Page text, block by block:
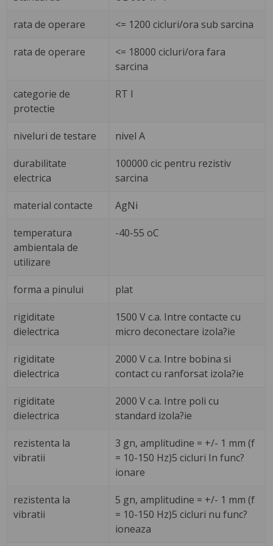
rata de operare <= 1200 cicluri/ora sub sarcina
rata de operare
<= 18000 cicluri/ora fara
sarcina
categorie de
protectie
RT I
niveluri de testare nivel A
durabilitate
electrica
100000 cic pentru rezistiv
sarcina
material contacte AgNi
temperatura
ambientala de
utilizare
-40-55 oC
forma a pinului plat
rigiditate
dielectrica
1500 V c.a. Intre contacte cu
micro deconectare izola?ie
rigiditate
dielectrica
2000 V c.a. Intre bobina si
contact cu ranforsat izola?ie
rigiditate
dielectrica
2000 V c.a. Intre poli cu
standard izola?ie
rezistenta la
vibratii
3 gn, amplitudine = +/- 1 mm (f
= 10-150 Hz)5 cicluri In func?
ionare
rezistenta la
vibratii
5 gn, amplitudine = +/- 1 mm (f
= 10-150 Hz)5 cicluri nu func?
ioneaza